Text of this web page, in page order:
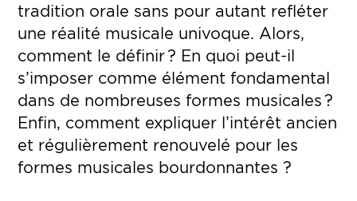
tradition orale sans pour autant refléter
une réalité musicale univoque. Alors,
comment le définir ? En quoi peut-il
s’imposer comme élément fondamental
dans de nombreuses formes musicales ?
Enfin, comment expliquer l’intérêt ancien
et régulièrement renouvelé pour les
formes musicales bourdonnantes ?